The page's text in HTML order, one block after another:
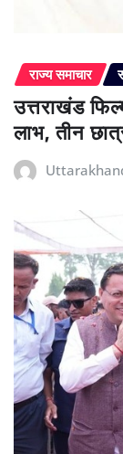
राज्य समाचार
उत्तराखंड
लाभ, तीन